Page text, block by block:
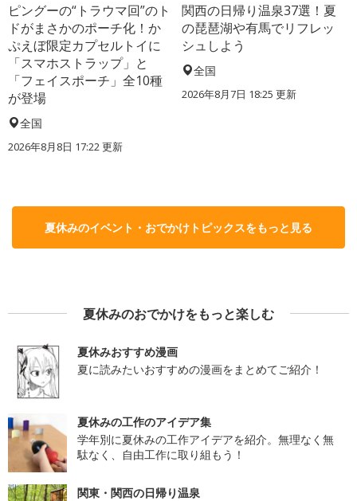
ピングーの“トラウマ回”のト
ドがまさかのポーチ化！か
ぷえぼ限定カプセルトイに
「スマホストラップ」と
「フェイスポーチ」全10種
が登場
全国
2026年8月8日 17:22更新
関西の日帰り温泉37選！夏
の琵琶湖や有馬でリフレッ
シュしよう
全国
2026年8月7日 18:25 更新
夏休みのイベント・おでかけトピックスをもっと見る
夏休みのおでかけをもっと楽しむ
夏休みおすすめ漫画
夏に読みたいおすすめの漫画をまとめてご紹介！
夏休みの工作のアイデア集
学年別に夏休みの工作アイデアを紹介。無理なく無
駄なく、自由工作に取り組もう！
関東・関西の日帰り温泉